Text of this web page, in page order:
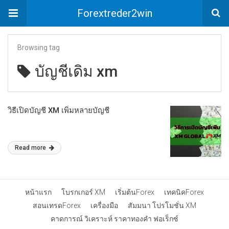
Forextreder2win
Browsing tag
บัญชีเดิม xm
วิธีเปิดบัญชี XM เพิ่มหลายบัญชี
Read more
หน้าแรก โบรกเกอร์ XM เริ่มต้นForex
เทคนิคForex
สอนเทรดForex
เครื่องมือ
สัมมนา โปรโมชั่น XM
คาดการณ์ วิเคราะห์ ราคาทองคำ ฟอเร็กซ์